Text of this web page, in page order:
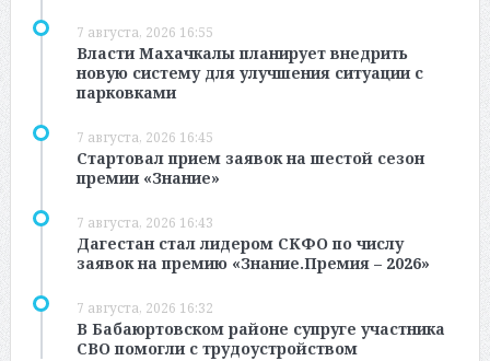
7 августа, 2026 16:55
Власти Махачкалы планирует внедрить
новую систему для улучшения ситуации с
парковками
7 августа, 2026 16:45
Стартовал прием заявок на шестой сезон
премии «Знание»
7 августа, 2026 16:43
Дагестан стал лидером СКФО по числу
заявок на премию «Знание.Премия – 2026»
7 августа, 2026 16:32
В Бабаюртовском районе супруге участника
СВО помогли с трудоустройством